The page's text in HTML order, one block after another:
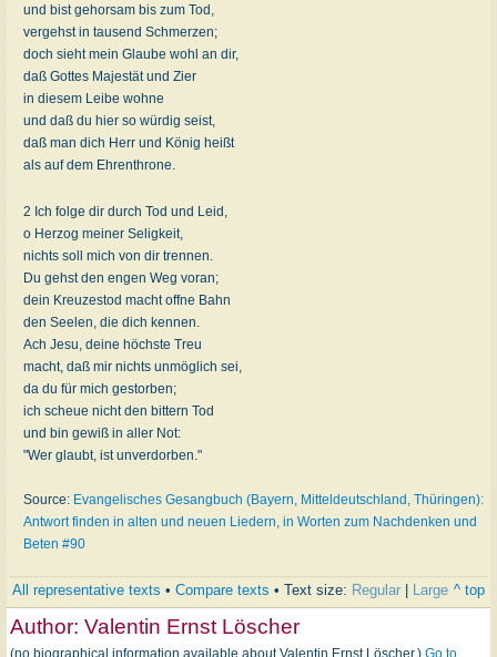
und bist gehorsam bis zum Tod,
vergehst in tausend Schmerzen;
doch sieht mein Glaube wohl an dir,
daß Gottes Majestät und Zier
in diesem Leibe wohne
und daß du hier so würdig seist,
daß man dich Herr und König heißt
als auf dem Ehrenthrone.
2 Ich folge dir durch Tod und Leid,
o Herzog meiner Seligkeit,
nichts soll mich von dir trennen.
Du gehst den engen Weg voran;
dein Kreuzestod macht offne Bahn
den Seelen, die dich kennen.
Ach Jesu, deine höchste Treu
macht, daß mir nichts unmöglich sei,
da du für mich gestorben;
ich scheue nicht den bittern Tod
und bin gewiß in aller Not:
"Wer glaubt, ist unverdorben."
Source: Evangelisches Gesangbuch (Bayern, Mitteldeutschland, Thüringen):
Antwort finden in alten und neuen Liedern, in Worten zum Nachdenken und
Beten #90
All representative texts • Compare texts • Text size: Regular Large ^ top
Author: Valentin Ernst Löscher
(no biographical information available about Valentin Ernst Löscher.) Go to